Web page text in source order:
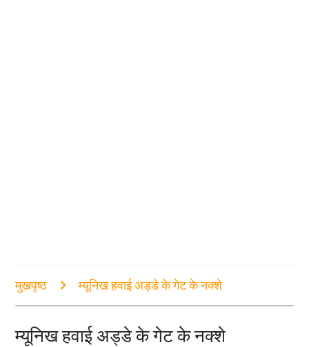
मुखपृष्ठ म्यूनिख हवाई अड्डे के गेट के नक्शे
म्यूनिख हवाई अड्डे के गेट के नक्शे